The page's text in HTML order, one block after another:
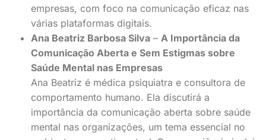
empresas, com foco na comunicação eficaz nas
várias plataformas digitais.
Ana Beatriz Barbosa Silva – A Importância da
Comunicação Aberta e Sem Estigmas sobre
Saúde Mental nas Empresas
Ana Beatriz é médica psiquiatra e consultora de
comportamento humano. Ela discutirá a
importância da comunicação aberta sobre saúde
mental nas organizações, um tema essencial no